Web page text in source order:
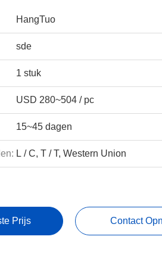
HangTuo
sde
1 stuk
USD 280~504 / pc
15~45 dagen
L / C, T / T, Western Union
Prijs Contact